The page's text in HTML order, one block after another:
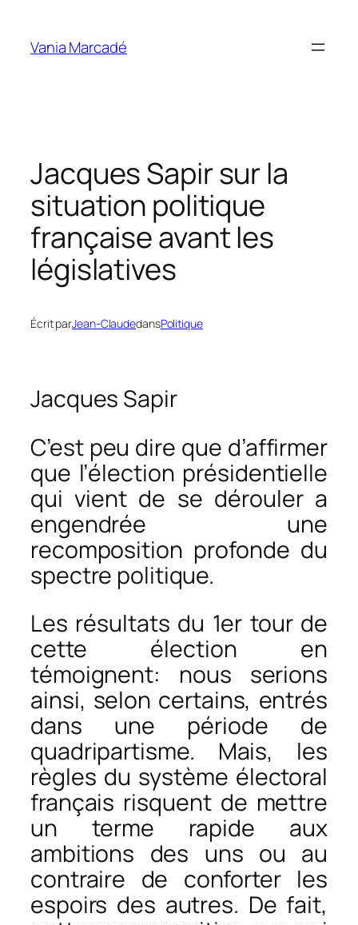
contenu
Vania Marcadé
Jacques Sapir sur la
situation politique
française avant les
législatives
Écrit parJean-ClaudedansPolitique
Jacques Sapir
C’est peu dire que d’affirmer
que l’élection présidentielle
qui vient de se dérouler a
engendrée une
recomposition profonde du
spectre politique.
Les résultats du 1er tour de
cette élection en
témoignent: nous serions
ainsi, selon certains, entrés
dans une période de
quadripartisme. Mais, les
règles du système électoral
français risquent de mettre
un terme rapide aux
ambitions des uns ou au
contraire de conforter les
espoirs des autres. De fait,